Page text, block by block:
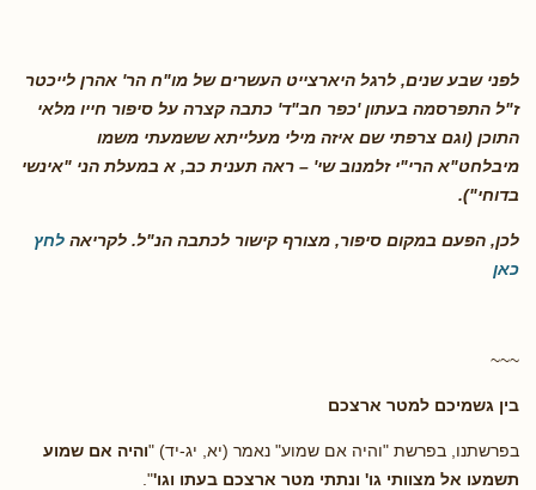
לפני שבע שנים, לרגל היארצייט העשרים של מו"ח הר' אהרן לייכטר
ז"ל התפרסמה בעתון 'כפר חב"ד' כתבה קצרה על סיפור חייו מלאי
התוכן (וגם צרפתי שם איזה מילי מעלייתא ששמעתי משמו
מיבלחט"א הרי"י זלמנוב שי' – ראה תענית כב, א במעלת הני "אינשי
בדוחי").
לכן, הפעם במקום סיפור, מצורף קישור לכתבה הנ"ל. לקריאה לחץ
כאן
~~~
בין גשמיכם למטר ארצכם
בפרשתנו, בפרשת "והיה אם שמוע" נאמר (יא, יג-יד) "והיה אם שמוע
תשמעו אל מצוותי גו' ונתתי מטר ארצכם בעתו וגו'".